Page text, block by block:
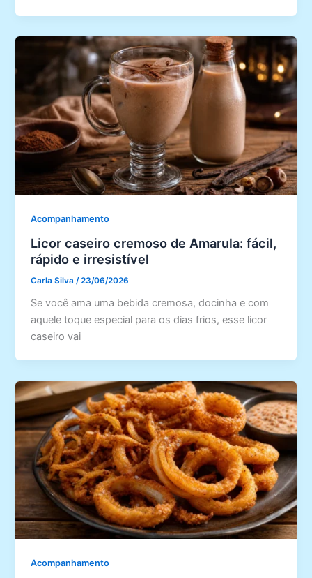
Acompanhamento
Licor caseiro cremoso de Amarula: fácil,
rápido e irresistível
Carla Silva /23/06/2026
Se você ama uma bebida cremosa, docinha e com
aquele toque especial para os dias frios, esse licor
caseiro vai
Acompanhamento